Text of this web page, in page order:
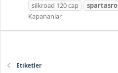
silkroad 120 cap
spartasro
Kapananlar
Etiketler